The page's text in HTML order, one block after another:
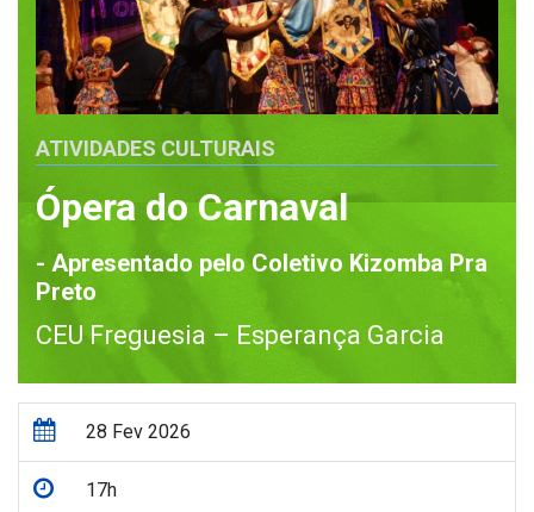
ATIVIDADES CULTURAIS
Ópera do Carnaval
- Apresentado pelo Coletivo Kizomba Pra
Preto
CEU Freguesia – Esperança Garcia
28 Fev 2026
17h